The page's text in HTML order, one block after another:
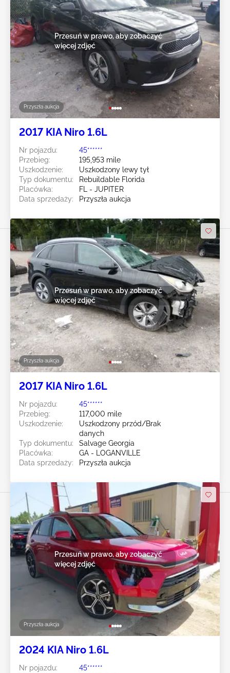
Przyszła aukcja
Przesuń w prawo, aby zobaczyć
więcej zdjęć
2017 KIA Niro 1.6L
Nr pojazdu:
45******
Przebieg:
195,953 mile
Uszkodzenie:
Uszkodzony lewy tył
Typ dokumentu:
Rebuildable Florida
Placówka:
FL - JUPITER
Data sprzedaży:
Przyszła aukcja
Przyszła aukcja
Przesuń w prawo, aby zobaczyć
więcej zdjęć
2017 KIA Niro 1.6L
Nr pojazdu:
45******
Przebieg:
117,000 mile
Uszkodzenie:
Uszkodzony przód/Brak
danych
Typ dokumentu:
Salvage Georgia
Placówka:
GA - LOGANVILLE
Data sprzedaży:
Przyszła aukcja
Przyszła aukcja
Przesuń w prawo, aby zobaczyć
więcej zdjęć
2024 KIA Niro 1.6L
Nr pojazdu:
45******